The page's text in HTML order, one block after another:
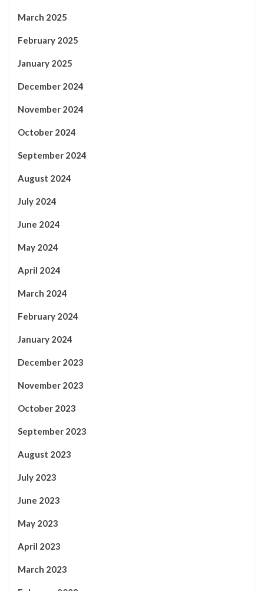
March 2025
February 2025
January 2025
December 2024
November 2024
October 2024
September 2024
August 2024
July 2024
June 2024
May 2024
April 2024
March 2024
February 2024
January 2024
December 2023
November 2023
October 2023
September 2023
August 2023
July 2023
June 2023
May 2023
April 2023
March 2023